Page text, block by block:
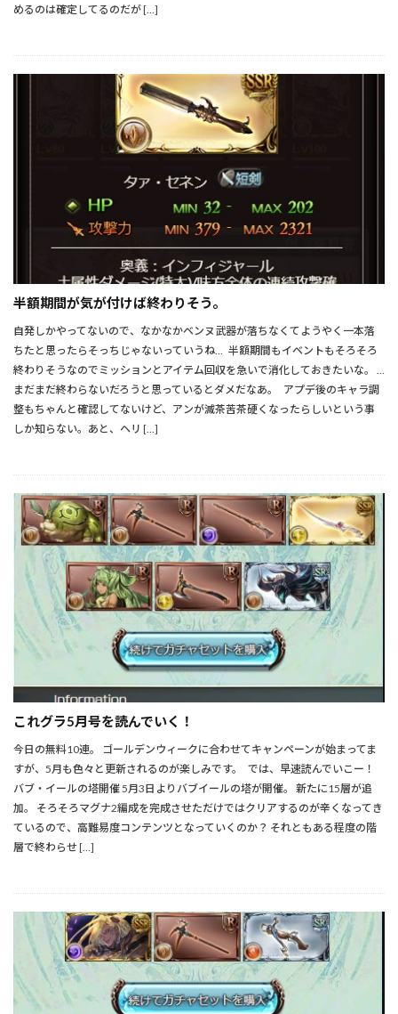
めるのは確定してるのだが […]
半額期間が気が付けば終わりそう。
自発しかやってないので、なかなかベンヌ武器が落ちなくてようやく一本落
ちたと思ったらそっちじゃないっていうね… 半額期間もイベントもそろそろ
終わりそうなのでミッションとアイテム回収を急いで消化しておきたいな。 …
まだまだ終わらないだろうと思っているとダメだなあ。 アプデ後のキャラ調
整もちゃんと確認してないけど、アンが滅茶苦茶硬くなったらしいという事
しか知らない。あと、ヘリ […]
これグラ5月号を読んでいく！
今日の無料10連。 ゴールデンウィークに合わせてキャンペーンが始まってま
すが、5月も色々と更新されるのが楽しみです。 では、早速読んでいこー！
バブ・イールの塔開催 5月3日よりバブイールの塔が開催。 新たに15層が追
加。 そろそろマグナ2編成を完成させただけではクリアするのが辛くなってき
ているので、高難易度コンテンツとなっていくのか？ それともある程度の階
層で終わらせ […]